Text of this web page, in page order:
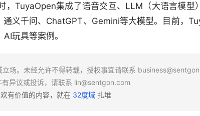
，TuyaOpen集成了语音交互、LLM（大语言模型
义千问、ChatGPT、Gemini等大模型。目前，
玩具等案例。
场。未经允许不得转载，授权事宜请联系
异议或投诉，请联系 lin@sentgon.com
有价值的内容，就在 32度域扎堆